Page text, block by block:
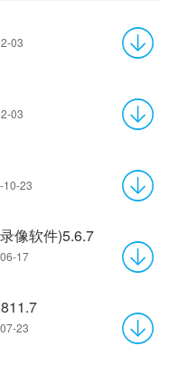
03
03
10-23
像软件)5.6.7
17
23